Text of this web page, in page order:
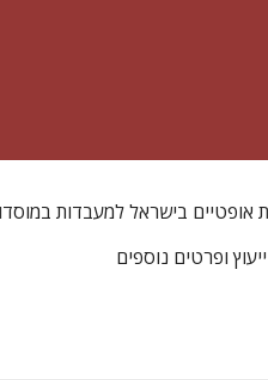
בישראל למעבדות
ופרטים נוספים